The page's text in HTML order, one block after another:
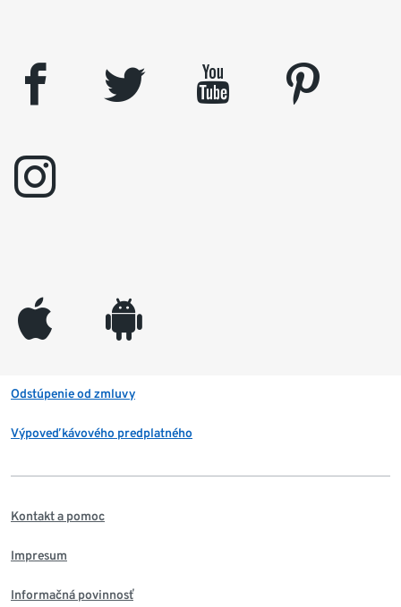
facebook twitter youtube
pinterest
instagram
appleinc android
Odstúpenie od zmluvy
Výpoveď kávového predplatného
Kontakt a pomoc
Impresum
Informačná povinnosť